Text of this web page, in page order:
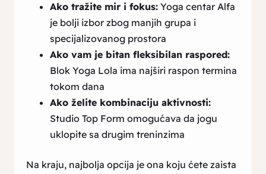
Ako tražite mir i fokus: Yoga centar Alfa
je bolji izbor zbog manjih grupa i
specijalizovanog prostora
Ako vam je bitan fleksibilan raspored:
Blok Yoga Lola ima najširi raspon termina
tokom dana
Ako želite kombinaciju aktivnosti:
Studio Top Form omogućava da jogu
uklopite sa drugim treninzima
Na kraju, najbolja opcija je ona koju ćete zaista